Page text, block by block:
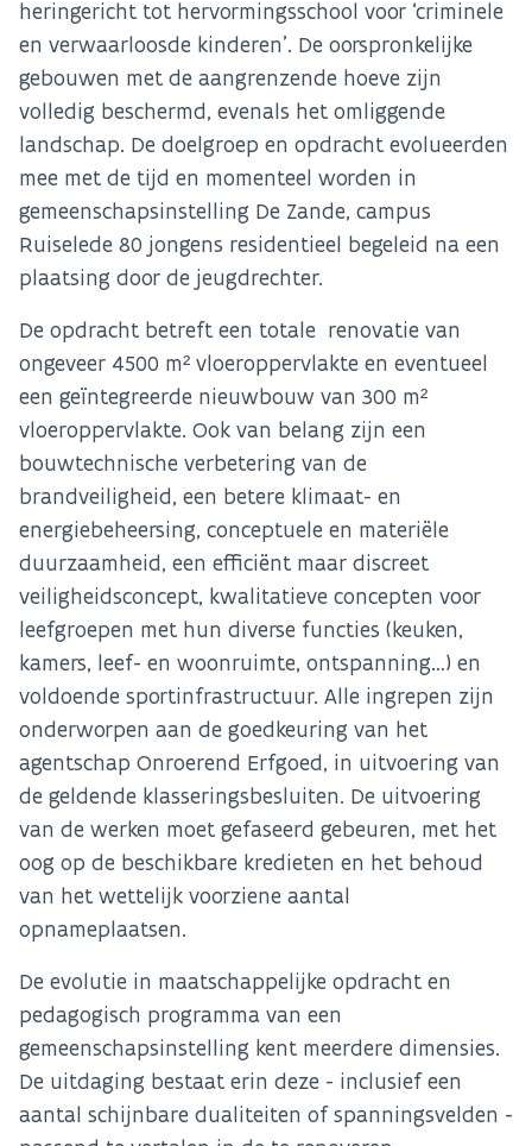
heringericht tot hervormingsschool voor ‘criminele
en verwaarloosde kinderen’. De oorspronkelijke
gebouwen met de aangrenzende hoeve zijn
volledig beschermd, evenals het omliggende
landschap. De doelgroep en opdracht evolueerden
mee met de tijd en momenteel worden in
gemeenschapsinstelling De Zande, campus
Ruiselede 80 jongens residentieel begeleid na een
plaatsing door de jeugdrechter.
De opdracht betreft een totale renovatie van
ongeveer 4500 m² vloeroppervlakte en eventueel
een geïntegreerde nieuwbouw van 300 m²
vloeroppervlakte. Ook van belang zijn een
bouwtechnische verbetering van de
brandveiligheid, een betere klimaat- en
energiebeheersing, conceptuele en materiële
duurzaamheid, een efficiënt maar discreet
veiligheidsconcept, kwalitatieve concepten voor
leefgroepen met hun diverse functies (keuken,
kamers, leef- en woonruimte, ontspanning…) en
voldoende sportinfrastructuur. Alle ingrepen zijn
onderworpen aan de goedkeuring van het
agentschap Onroerend Erfgoed, in uitvoering van
de geldende klasseringsbesluiten. De uitvoering
van de werken moet gefaseerd gebeuren, met het
oog op de beschikbare kredieten en het behoud
van het wettelijk voorziene aantal
opnameplaatsen.
De evolutie in maatschappelijke opdracht en
pedagogisch programma van een
gemeenschapsinstelling kent meerdere dimensies.
De uitdaging bestaat erin deze - inclusief een
aantal schijnbare dualiteiten of spanningsvelden -